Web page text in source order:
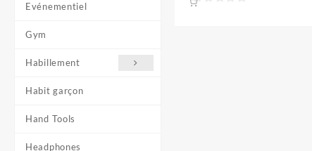
Evénementiel
Gym
Habillement
Habit garçon
Hand Tools
Headphones